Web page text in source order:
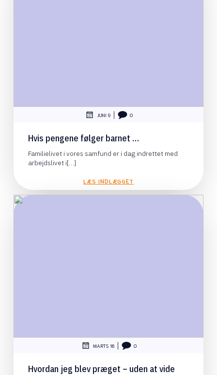
JUNI 9 0
Hvis pengene følger barnet …
Familielivet i vores samfund er i dag indrettet med
arbejdslivet i[…]
LÆS INDLÆGGET
MARTS 16 0
Hvordan jeg blev præget – uden at vide